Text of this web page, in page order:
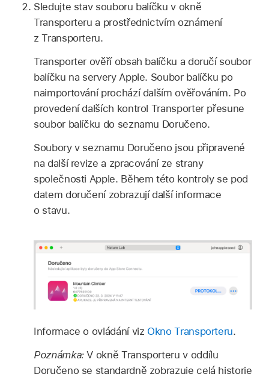
Sledujte stav souboru balíčku v okně
Transporteru a prostřednictvím oznámení
z Transporteru.
Transporter ověří obsah balíčku a doručí soubor
balíčku na servery Apple. Soubor balíčku po
naimportování prochází dalším ověřováním. Po
provedení dalších kontrol Transporter přesune
soubor balíčku do seznamu Doručeno.
Soubory v seznamu Doručeno jsou připravené
na další revize a zpracování ze strany
společnosti Apple. Během této kontroly se pod
datem doručení zobrazují další informace
o stavu.
Informace o ovládání viz Okno Transporteru.
Poznámka:V okně Transporteru v oddílu
Doručeno se standardně zobrazuje celá historie